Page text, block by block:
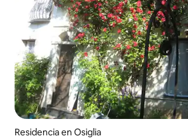
Residencia en Osiglia